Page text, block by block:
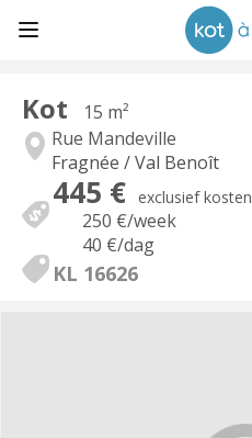
Kot
15 m²
Rue Mandeville
Fragnée / Val Benoît
445 € exclusief kosten
250 €/week
40 €/dag
KL 16626